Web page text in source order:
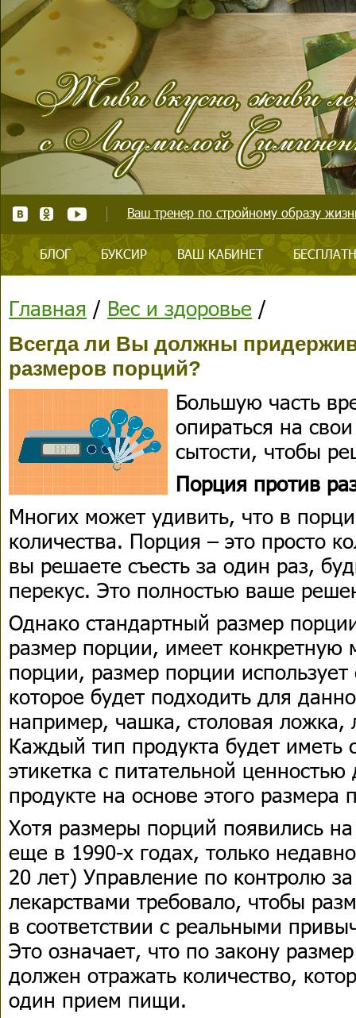
Ваш тренер по стройному образу
БЛОГ БУКСИР ВАШ КАБИНЕТ
Главная / Вес и здоровье /
Всегда ли Вы должны
размеров порций?
Большую часть
опираться на
сытости, чтобы
Порция против
Многих может удивить, что в
количества. Порция – это просто
вы решаете съесть за один раз,
перекус. Это полностью ваше
Однако стандартный размер
размер порции, имеет конкретную
порции, размер порции
которое будет подходить для
например, чашка, столовая ложка,
Каждый тип продукта будет иметь
этикетка с питательной
продукте на основе этого размера
Хотя размеры порций появились на
еще в 1990-х годах, только
20 лет) Управление по контролю
лекарствами требовало, чтобы
в соответствии с реальными
Это означает, что по закону
должен отражать количество,
один прием пищи.